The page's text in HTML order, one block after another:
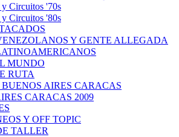
Circuitos '70s
Circuitos '80s
Y GENTE ALLEGADA
MUNDO
RUTA
AIRES CARACAS
CARACAS 2009
Y OFF TOPIC
TALLER